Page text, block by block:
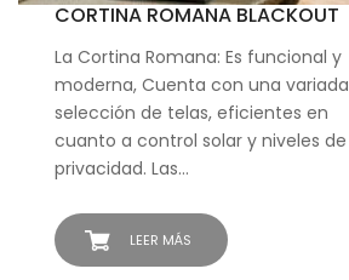
LEER MÁS
CORTINA ROMANA BLACKOUT
La Cortina Romana: Es funcional y
moderna, Cuenta con una variada
selección de telas, eficientes en
cuanto a control solar y niveles de
privacidad. Las…